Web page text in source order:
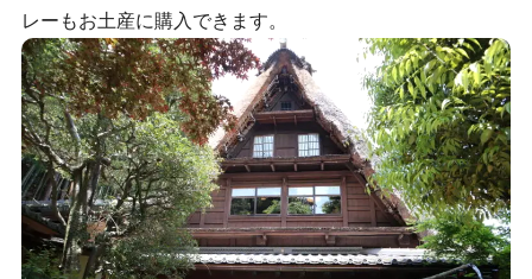
レーもお土産に購入できます。